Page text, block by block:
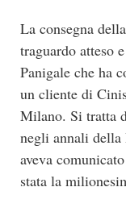
La consegna
traguardo atteso
Panigale che ha
un cliente di
Milano. Si tratta
negli annali della
aveva
stata la